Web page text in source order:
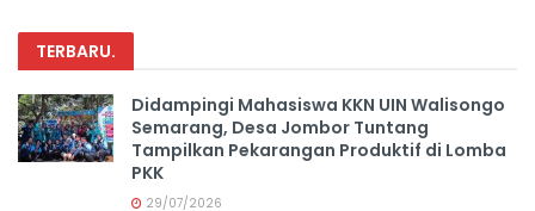
TERBARU.
Didampingi Mahasiswa KKN UIN Walisongo
Semarang, Desa Jombor Tuntang
Tampilkan Pekarangan Produktif di Lomba
PKK
29/07/2026